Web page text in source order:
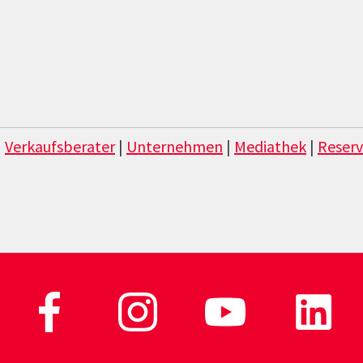
Verkaufsberater| Unternehmen | Mediathek |